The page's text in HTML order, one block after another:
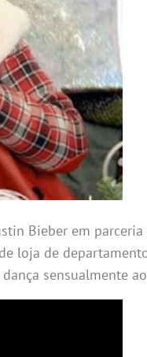
Bieber em parceria
loja de
sensualmente